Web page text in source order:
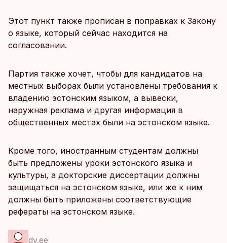
Этот пункт также прописан в поправках к Закону
о языке, который сейчас находится на
согласовании.
Партия также хочет, чтобы для кандидатов на
местных выборах были установлены требования к
владению эстонским языком, а вывески,
наружная реклама и другая информация в
общественных местах были на эстонском языке.
Кроме того, иностранным студентам должны
быть предложены уроки эстонского языка и
культуры, а докторские диссертации должны
защищаться на эстонском языке, или же к ним
должны быть приложены соответствующие
рефераты на эстонском языке.
dv.ee